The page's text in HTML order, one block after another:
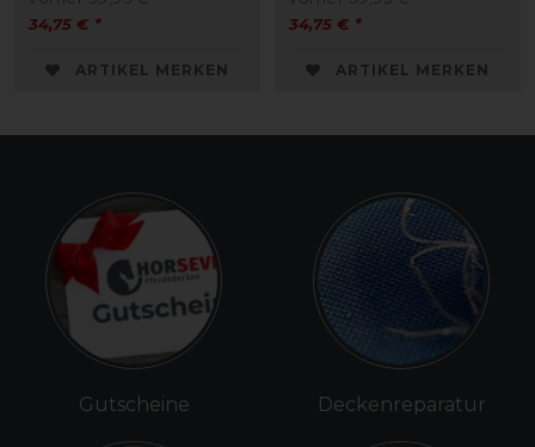
34,75 € *
ARTIKEL MERKEN
34,75 € *
ARTIKEL MERKEN
Gutscheine Deckenreparatur